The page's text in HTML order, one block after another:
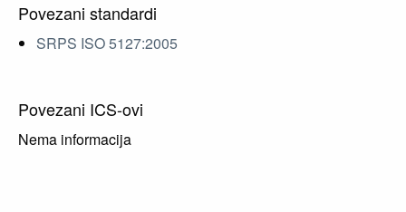
Povezani standardi
SRPS ISO 5127:2005
Povezani ICS-ovi
Nema informacija